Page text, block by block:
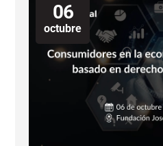
06
octubre